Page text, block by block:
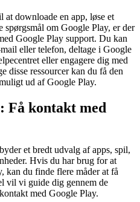
downloade en app, løse et
spørgsmål om Google Play, er der
Google Play support. Du kan
eller telefon, deltage i Google
eller engagere dig med
disse ressourcer kan du få den
ud af Google Play.
Få kontakt med
et bredt udvalg af apps, spil,
Hvis du har brug for at
kan du finde flere måder at få
vil vi guide dig gennem de
med Google Play.